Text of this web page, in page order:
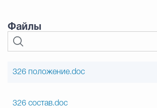
Файлы
326 положение.doc
326 состав.doc